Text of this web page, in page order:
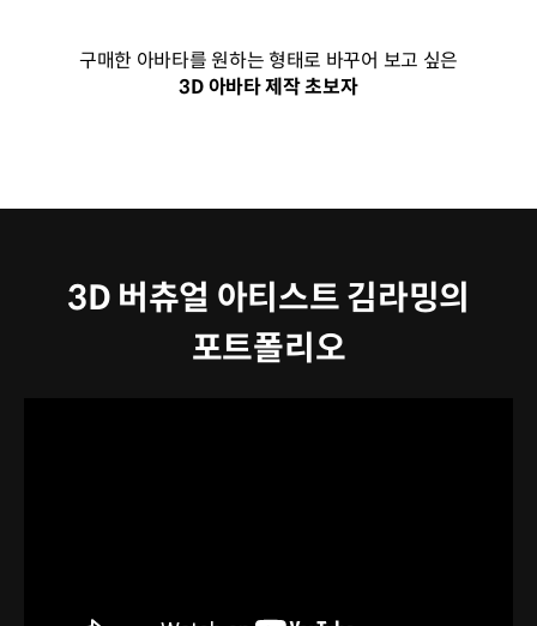
구매한 아바타를 원하는 형태로 바꾸어 보고 싶은
3D 아바타 제작 초보자
3D 버츄얼 아티스트 김라밍의
포트폴리오